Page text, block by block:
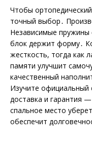
Чтобы
точный выбор․
Независимые
блок держит форму․
жесткость, тогда как
памяти улучшит
качественный
Изучите официальный
доставка и гарантия
спальное место
обеспечит